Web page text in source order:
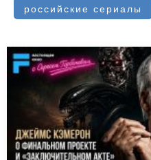
российские сериалы